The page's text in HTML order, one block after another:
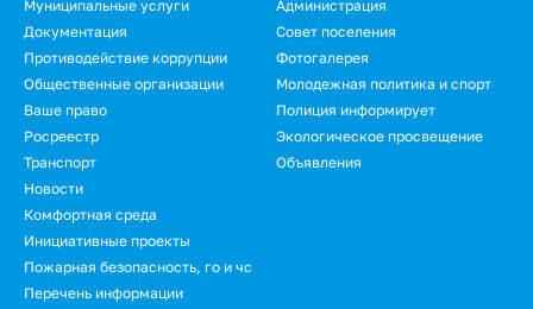
Муниципальные услуги
Администрация
Документация
Совет поселения
Противодействие коррупции
Фотогалерея
Общественные организации
Молодежная политика и спорт
Ваше право
Полиция информирует
Росреестр
Экологическое просвещение
Транспорт
Объявления
Новости
Подвал.
Дополнительное
меню
Комфортная среда
Инициативные проекты
Пожарная безопасность, го и чс
Перечень информации